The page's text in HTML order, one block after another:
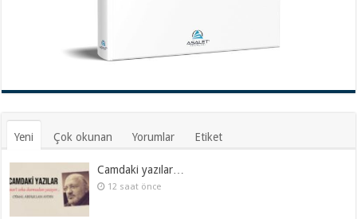
Yeni Çok okunan Yorumlar Etiket
Camdaki yazılar…
12 saat önce